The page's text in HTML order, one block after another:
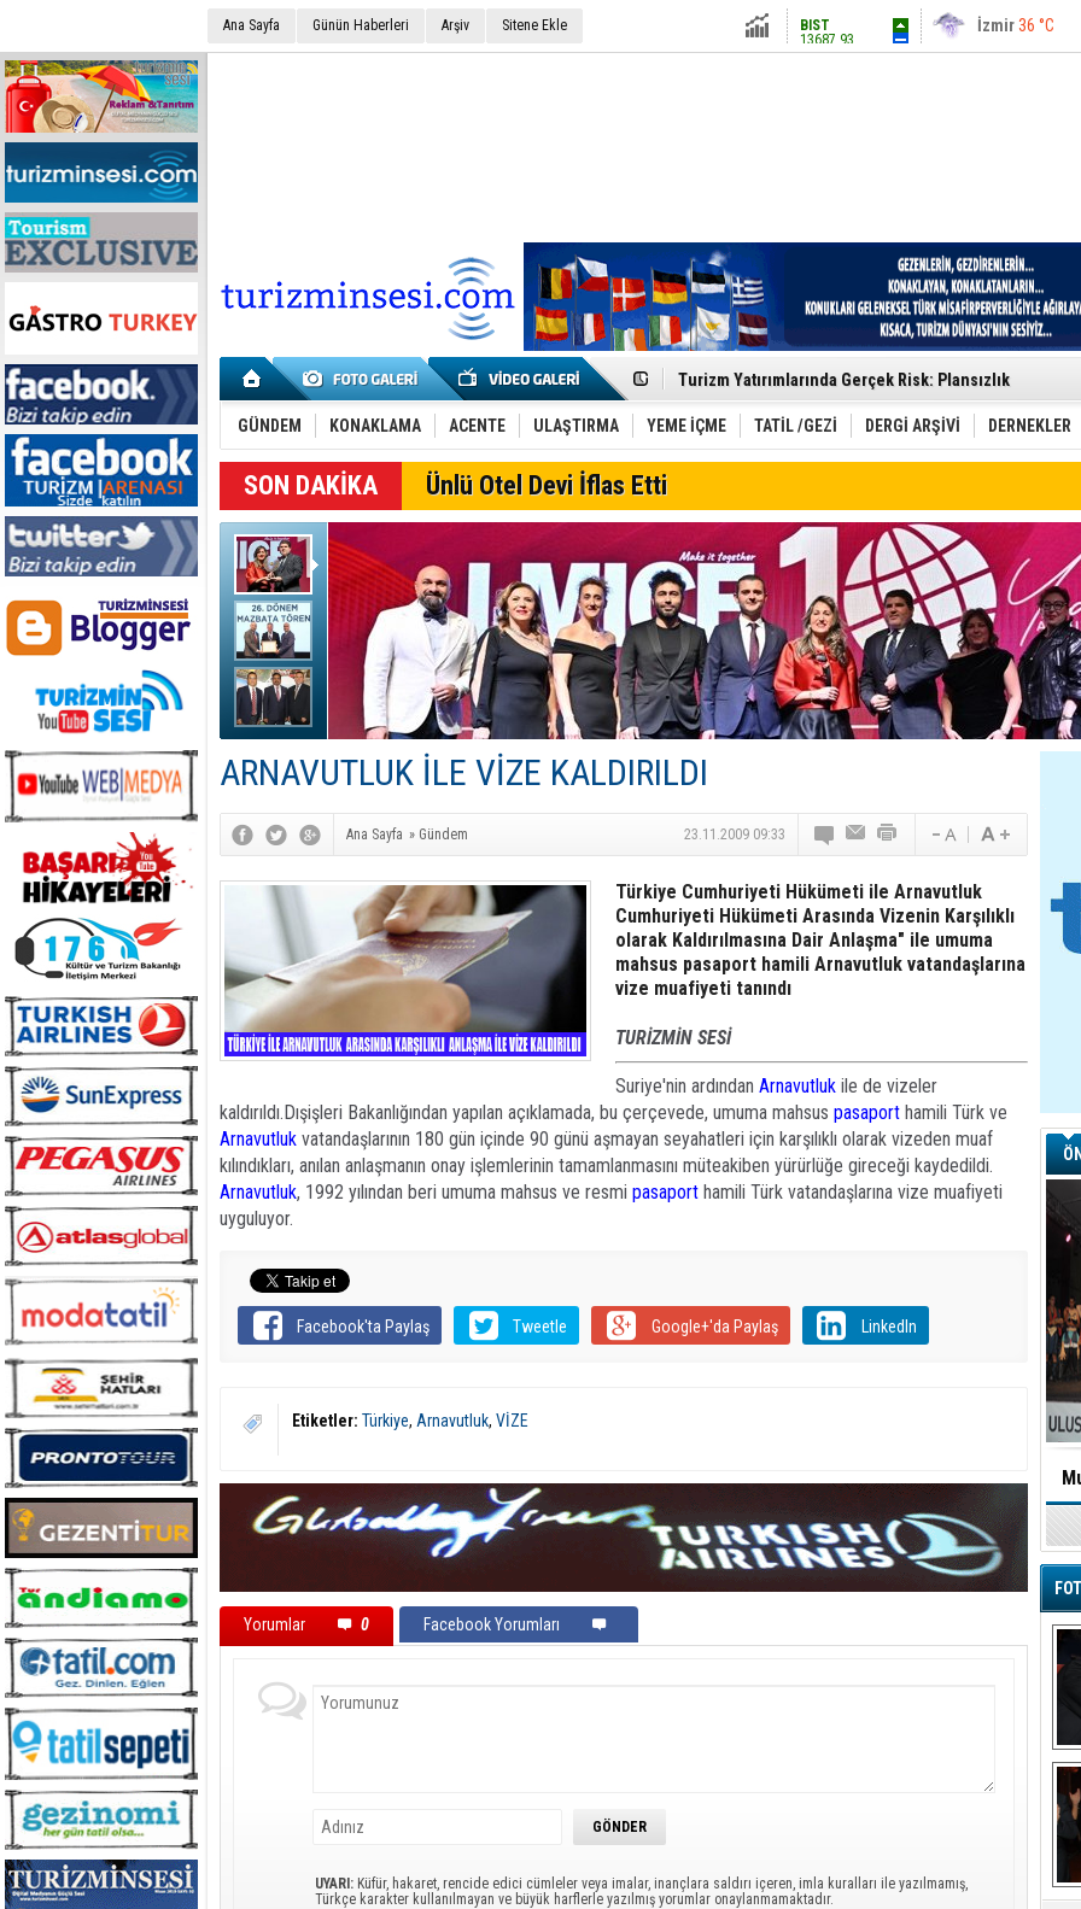
Ana Sayfa Günün Haberleri Arşiv Sitene Ekle
Altın6248.13 İstanbul 31 °C
Etkinlik sektörünün Çatı Kuruluşlardan İstanbul Zirvesi
Turizm Yatırımlarında Gerçek Risk: Plansızlık
Çelebi–THY İş Birliğiyle Kenya’da Güçleniyor
Global Yatırım Holding,%38 Artış: Net Kâr 46,5 Milyon
Yabancı Dijital Platformlara Ayrıcalık Yasası
Tatilsepeti’nden Villa Tatili Modeli
Jolly ile Mezopotamya’ya Yolculuk!
LÖSEV Yaz Okulu’nda Şifa ve Neşe
Turizm geliri ilk 6 ayda 25,7 milyar dolar oldu
Canovate’den Yeni Nesil Veri Merkezleri
Türk MICE Sektörüne Yeni Fırsatlar
TAV Havalimanları’ndan Yılın İlk Yarısında Rekor
SunExpress’ten Tatil Hamlesi
NG Grup, Domaniç’in Potansiyelini Vurguladı
GÜNDEM KONAKLAMA ACENTE ULAŞTIRMA YEME İÇME TATİL /GEZİ DERGİ ARŞİVİ DERNEKLER
SON DAKİKA Ünlü Otel Devi İflas Etti
ARNAVUTLUK İLE VİZE KALDIRILDI
Ana Sayfa » Gündem 23.11.2009 09:33
Türkiye Cumhuriyeti Hükümeti ile Arnavutluk
Cumhuriyeti Hükümeti Arasında Vizenin Karşılıklı
olarak Kaldırılmasına Dair Anlaşma" ile umuma
mahsus pasaport hamili Arnavutluk vatandaşlarına
vize muafiyeti tanındı
TURİZMİN SESİ
Suriye'nin ardından Arnavutluk ile de vizeler
kaldırıldı.Dışişleri Bakanlığından yapılan açıklamada, bu çerçevede, umuma mahsus pasaport hamili Türk ve
Arnavutluk vatandaşlarının 180 gün içinde 90 günü aşmayan seyahatleri için karşılıklı olarak vizeden muaf
kılındıkları, anılan anlaşmanın onay işlemlerinin tamamlanmasını müteakiben yürürlüğe gireceği kaydedildi.
Arnavutluk, 1992 yılından beri umuma mahsus ve resmi pasaport hamili Türk vatandaşlarına vize muafiyeti
uyguluyor.
Facebook'ta Paylaş Tweetle Google+'da Paylaş LinkedIn
Etiketler: Türkiye, Arnavutluk, VİZE
Yorumlar 0 Facebook Yorumları
UYARI: Küfür, hakaret, rencide edici cümleler veya imalar, inançlara saldırı içeren, imla kuralları ile yazılmamış,
Türkçe karakter kullanılmayan ve büyük harflerle yazılmış yorumlar onaylanmamaktadır.